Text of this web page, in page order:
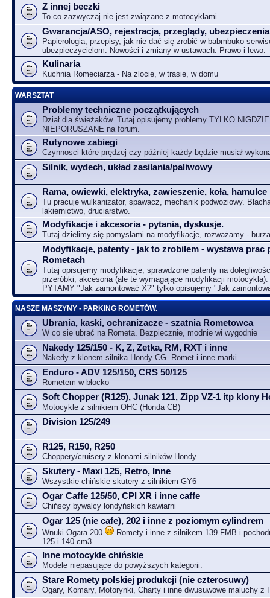
Z innej beczki
To co zazwyczaj nie jest związane z motocyklami
Gwarancja/ASO, rejestracja, przeglądy,
Papierologia, przepisy, jak nie dać się zrobić w babmbuko
ubezpieczycielom. Nowości i zmiany w ustawach. Prawo i lewo.
Kulinaria
Kuchnia Romeciarza - Na zlocie, w trasie, w domu
WARSZTAT
Problemy techniczne początkujących
Dział dla świeżaków. Tutaj opisujemy problemy TYLKO NIGDZIE
NIEPORUSZANE na forum.
Rutynowe zabiegi
Czynnosci które prędzej czy później każdy będzie musiał
Silnik, wydech, układ zasilania/paliwowy
Rama, owiewki, elektryka, zawieszenie, koła, hamulce
Tu pracuje wulkanizator, spawacz, mechanik podwoziowy.
lakiernictwo, druciarstwo.
Modyfikacje i akcesoria - pytania, dyskusje.
Tutaj dzielimy się pomysłami na modyfikacje, rozważamy -
Modyfikacje, patenty - jak to zrobiłem - wystawa prac
Rometach
Tutaj opisujemy modyfikacje, sprawdzone patenty na
przeróbki, akcesoria (ale te wymagające modyfikacji
PYTAMY "Jak zamontować X?" tylko opisujemy "Jak
NASZE MASZYNY - PARKING ROMETÓW.
Ubrania, kaski, ochranizacze - szatnia Rometowca
W co się ubrać na Rometa. Bezpiecznie, modnie wi wygodnie
Nakedy 125/150 - K, Z, Zetka, RM, RXT i inne
Nakedy z klonem silnika Hondy CG. Romet i inne marki
Enduro - ADV 125/150, CRS 50/125
Rometem w błocko
Soft Chopper (R125), Junak 121, Zipp VZ-1 itp klony
Motocykle z silnikiem OHC (Honda CB)
Division 125/249
R125, R150, R250
Choppery/cruisery z klonami silników Hondy
Skutery - Maxi 125, Retro, Inne
Wszystkie chińskie skutery z silnikiem GY6
Ogar Caffe 125/50, CPI XR i inne caffe
Chińscy bywalcy londyńskich kawiarni
Ogar 125 (nie cafe), 202 i inne z poziomym cylindrem
Wnuki Ogara 200
Romety i inne z silnikem 139 FMB i
125 i 140 cm3
Inne motocykle chińskie
Modele niepasujące do powyższych kategorii.
Stare Romety polskiej produkcji (nie czterosuwy)
Ogary, Komary, Motorynki, Charty i inne dwusuwowe maluchy z